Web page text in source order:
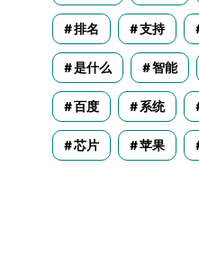
排名 支持
是什么 智能
百度 系统
芯片 苹果